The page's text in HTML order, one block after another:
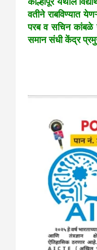
वतीने राबविण्यात
परब व सचिन कांबळे
समान संधी केंद्र